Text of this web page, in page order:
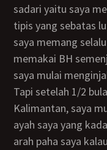
sadari yaitu saya
tipis yang sebatas
saya memang
memakai BH
saya mulai
Tapi setelah 1/2 bulan kepergian Ibu saya ke
Kalimantan, saya
ayah saya yang
arah paha saya